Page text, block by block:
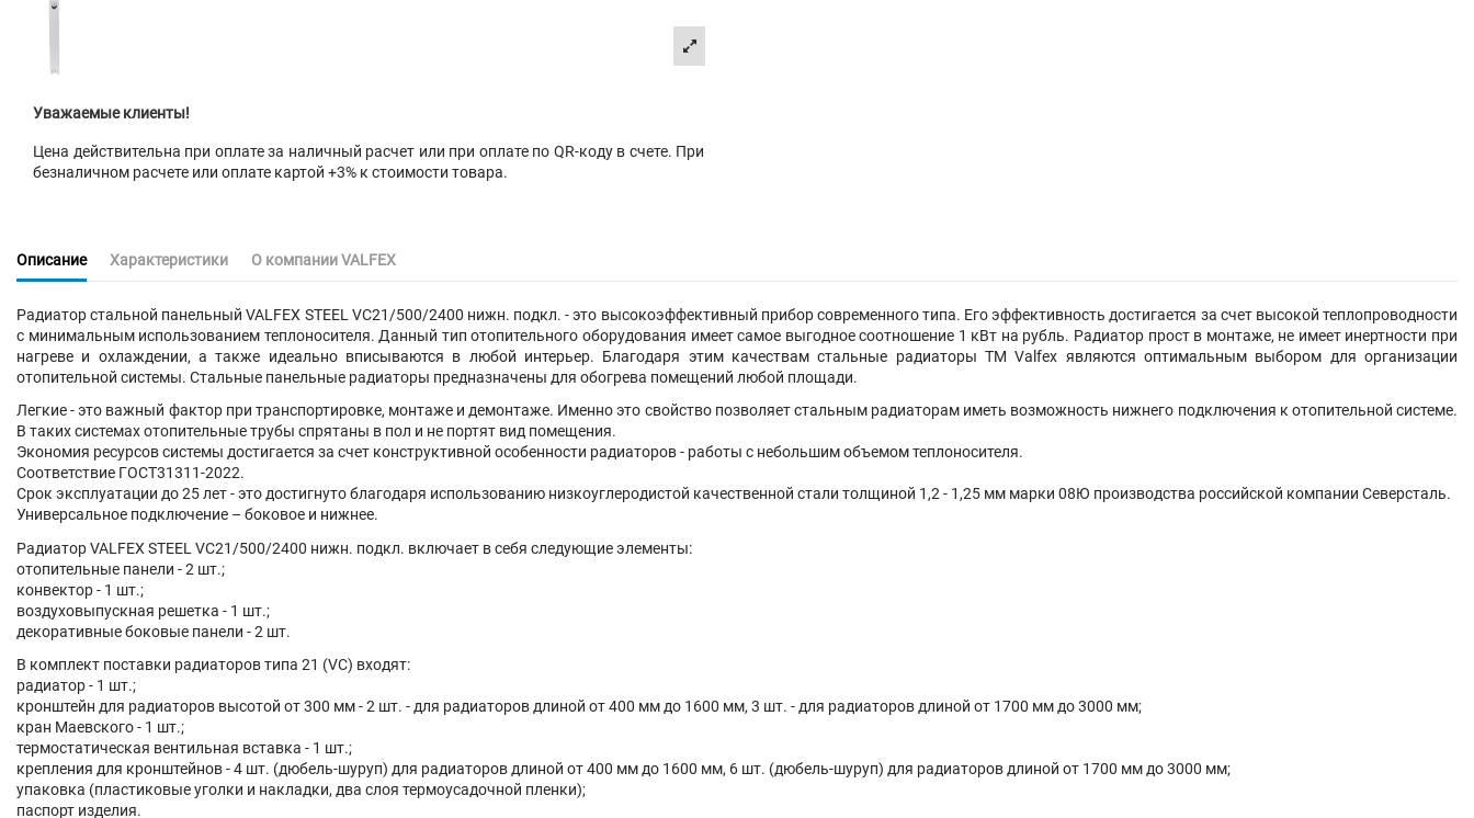
Уважаемые клиенты!
Цена действительна при оплате за наличный расчет или при оплате по QR-коду в счете. При
безналичном расчете или оплате картой +3% к стоимости товара.
Описание Характеристики О компании VALFEX
Радиатор стальной панельный VALFEX STEEL VC21/500/2400 нижн. подкл. - это высокоэффективный прибор современного типа. Его эффективность достигается за счет высокой теплопроводности
с минимальным использованием теплоносителя. Данный тип отопительного оборудования имеет самое выгодное соотношение 1 кВт на рубль. Радиатор прост в монтаже, не имеет инертности при
нагреве и охлаждении, а также идеально вписываются в любой интерьер. Благодаря этим качествам стальные радиаторы TM Valfex являются оптимальным выбором для организации
отопительной системы. Стальные панельные радиаторы предназначены для обогрева помещений любой площади.
Легкие - это важный фактор при транспортировке, монтаже и демонтаже. Именно это свойство позволяет стальным радиаторам иметь возможность нижнего подключения к отопительной системе.
В таких системах отопительные трубы спрятаны в пол и не портят вид помещения.
Экономия ресурсов системы достигается за счет конструктивной особенности радиаторов - работы с небольшим объемом теплоносителя.
Соответствие ГОСТ31311-2022.
Срок эксплуатации до 25 лет - это достигнуто благодаря использованию низкоуглеродистой качественной стали толщиной 1,2 - 1,25 мм марки 08Ю производства российской компании Северсталь.
Универсальное подключение – боковое и нижнее.
Радиатор VALFEX STEEL VC21/500/2400 нижн. подкл. включает в себя следующие элементы:
отопительные панели - 2 шт.;
конвектор - 1 шт.;
воздуховыпускная решетка - 1 шт.;
декоративные боковые панели - 2 шт.
В комплект поставки радиаторов типа 21 (VC) входят:
радиатор - 1 шт.;
кронштейн для радиаторов высотой от 300 мм - 2 шт. - для радиаторов длиной от 400 мм до 1600 мм, 3 шт. - для радиаторов длиной от 1700 мм до 3000 мм;
кран Маевского - 1 шт.;
термостатическая вентильная вставка - 1 шт.;
крепления для кронштейнов - 4 шт. (дюбель-шуруп) для радиаторов длиной от 400 мм до 1600 мм, 6 шт. (дюбель-шуруп) для радиаторов длиной от 1700 мм до 3000 мм;
упаковка (пластиковые уголки и накладки, два слоя термоусадочной пленки);
паспорт изделия.